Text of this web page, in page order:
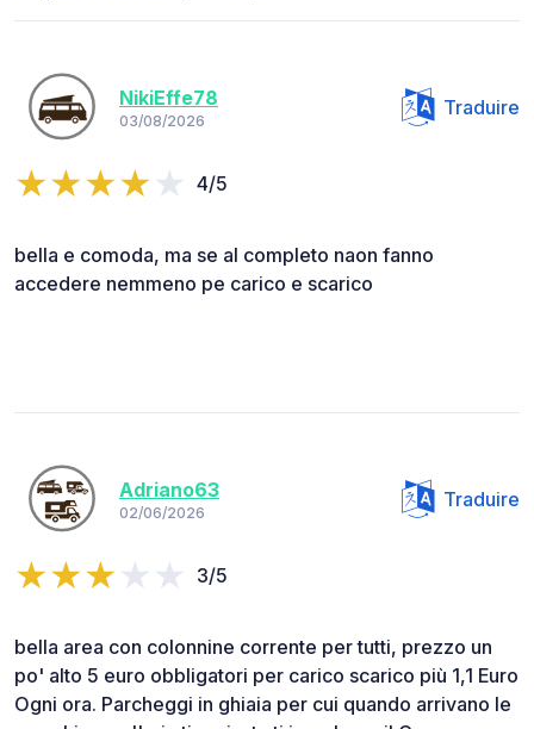
NikiEffe78
03/08/2026
Traduire
4/5
bella e comoda, ma se al completo naon fanno
accedere nemmeno pe carico e scarico
Adriano63
02/06/2026
Traduire
3/5
bella area con colonnine corrente per tutti, prezzo un
po' alto 5 euro obbligatori per carico scarico più 1,1 Euro
Ogni ora. Parcheggi in ghiaia per cui quando arrivano le